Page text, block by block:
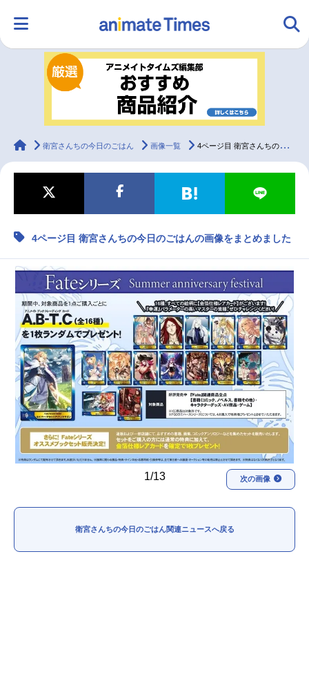
ランキング アニメ
ラジオ グッズ
マンガ・ラノベ ゲーム・アプリ 音楽 コスプレ
配信・Vtuber トレンド 無料マンガ
最新記事一覧
アニメ記事一覧 声優記事一覧
アニメ映画一覧 実写化映画一覧
今期アニメ曜日別一覧
春アニメ 夏アニメ
秋アニメ 冬アニメ
男性声優/女性声優一覧
animateTimes
衛宮さんちの今日のごはん 画像一覧 4ページ目 衛宮さんちの今日のごはんの画像をまとめました
4ページ目 衛宮さんちの今日のごはんの画像をまとめました
1/13 次の画像
衛宮さんちの今日のごはん関連ニュースへ戻る